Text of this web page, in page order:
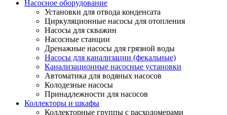
Насосное оборудование
Установки для отвода конденсата
Циркуляционные насосы для отопления
Насосы для скважин
Насосные станции
Дренажные насосы для грязной воды
Насосы для канализации (фекальные)
Канализационные насосные установки
Автоматика для водяных насосов
Колодезные насосы
Принадлежности для насосов
Коллекторы и шкафы
Коллекторные группы с расходомерами